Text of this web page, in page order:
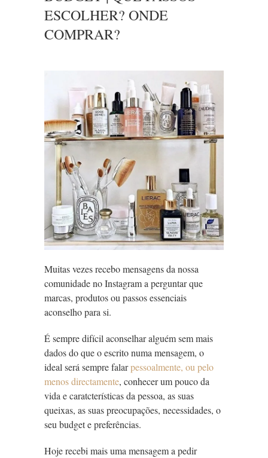
ESCOLHER? ONDE
COMPRAR?
Muitas vezes recebo mensagens da nossa
comunidade no Instagram a perguntar que
marcas, produtos ou passos essenciais
aconselho para si.
É sempredifícil aconselhar alguém sem mais
dados do que o escrito numa mensagem, o
ideal será sempre falarpessoalmente, ou pelo
menos directamente, conhecer um pouco da
vida e caratcterísticas da pessoa, as suas
queixas, as suas preocupações, necessidades, o
seu budget e preferências.
Hoje recebi mais uma mensagem a pedir